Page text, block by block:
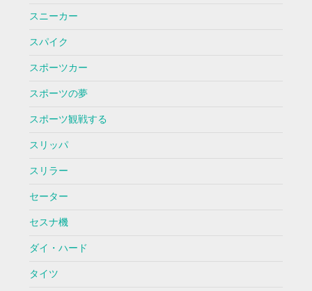
スニーカー
スパイク
スポーツカー
スポーツの夢
スポーツ観戦する
スリッパ
スリラー
セーター
セスナ機
ダイ・ハード
タイツ